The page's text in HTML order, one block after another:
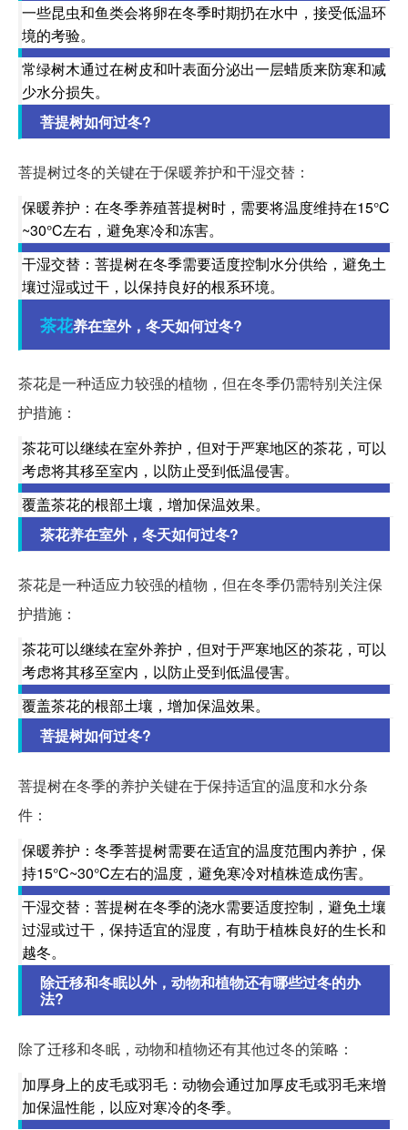
一些昆虫和鱼类会将卵在冬季时期扔在水中，接受低温环
境的考验。
常绿树木通过在树皮和叶表面分泌出一层蜡质来防寒和减
少水分损失。
菩提树如何过冬?
菩提树过冬的关键在于保暖养护和干湿交替：
保暖养护：在冬季养殖菩提树时，需要将温度维持在15°C
~30°C左右，避免寒冷和冻害。
干湿交替：菩提树在冬季需要适度控制水分供给，避免土
壤过湿或过干，以保持良好的根系环境。
茶花养在室外，冬天如何过冬?
茶花是一种适应力较强的植物，但在冬季仍需特别关注保
护措施：
茶花可以继续在室外养护，但对于严寒地区的茶花，可以
考虑将其移至室内，以防止受到低温侵害。
覆盖茶花的根部土壤，增加保温效果。
茶花养在室外，冬天如何过冬?
茶花是一种适应力较强的植物，但在冬季仍需特别关注保
护措施：
茶花可以继续在室外养护，但对于严寒地区的茶花，可以
考虑将其移至室内，以防止受到低温侵害。
覆盖茶花的根部土壤，增加保温效果。
菩提树如何过冬?
菩提树在冬季的养护关键在于保持适宜的温度和水分条
件：
保暖养护：冬季菩提树需要在适宜的温度范围内养护，保
持15°C~30°C左右的温度，避免寒冷对植株造成伤害。
干湿交替：菩提树在冬季的浇水需要适度控制，避免土壤
过湿或过干，保持适宜的湿度，有助于植株良好的生长和
越冬。
除迁移和冬眠以外，动物和植物还有哪些过冬的办
法?
除了迁移和冬眠，动物和植物还有其他过冬的策略：
加厚身上的皮毛或羽毛：动物会通过加厚皮毛或羽毛来增
加保温性能，以应对寒冷的冬季。